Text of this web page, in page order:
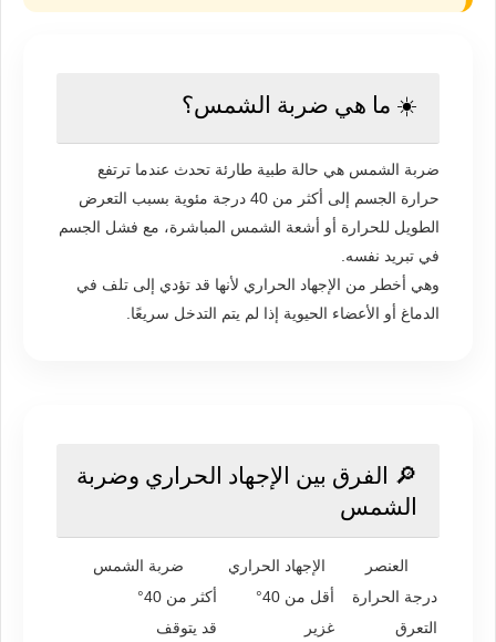
☀️ ما هي ضربة الشمس؟
ضربة الشمس هي حالة طبية طارئة تحدث عندما ترتفع
حرارة الجسم إلى أكثر من 40 درجة مئوية بسبب التعرض
الطويل للحرارة أو أشعة الشمس المباشرة، مع فشل الجسم
في تبريد نفسه.
وهي أخطر من الإجهاد الحراري لأنها قد تؤدي إلى تلف في
الدماغ أو الأعضاء الحيوية إذا لم يتم التدخل سريعًا.
🔎 الفرق بين الإجهاد الحراري وضربة
الشمس
العنصر الإجهاد الحراري
ضربة الشمس
درجة الحرارة
أقل من 40°
أكثر من 40°
التعرق
غزير
قد يتوقف